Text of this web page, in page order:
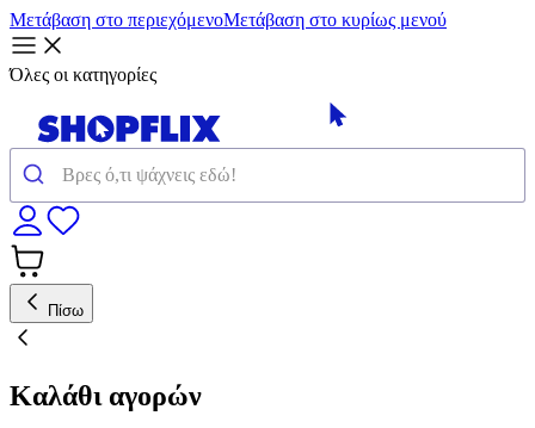
Μετάβαση στο περιεχόμενοΜετάβαση στο κυρίως μενού
Όλες οι κατηγορίες
Πίσω
Καλάθι αγορών